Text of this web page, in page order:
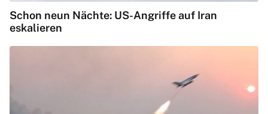
Schon neun Nächte: US-Angriffe auf Iran
eskalieren